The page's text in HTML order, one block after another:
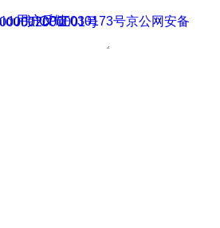
用户反馈
京ICP证030173号
安备11000002000001号